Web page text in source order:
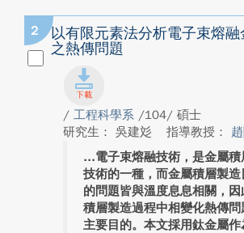
2
以有限元素法分析電子束熔
之熱傳問題
/ 工程科學系 /104/ 碩士
研究生： 吳建彣
指導教授：
電子束熔融技術，是金屬
技術的一種，而金屬積層製造
的問題皆與溫度息息相關，
積層製造過程中相變化熱傳
主要目的。本文採用鈦金屬